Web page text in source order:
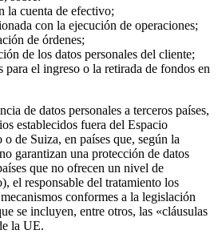
la cuenta de efectivo;
con la ejecución de operaciones;
de órdenes;
de los datos personales del cliente;
el ingreso o la retirada de fondos en
de datos personales a terceros países,
establecidos fuera del Espacio
de Suiza, en países que, según la
garantizan una protección de datos
que no ofrecen un nivel de
el responsable del tratamiento los
conformes a la legislación
se incluyen, entre otros, las «cláusulas
la UE.